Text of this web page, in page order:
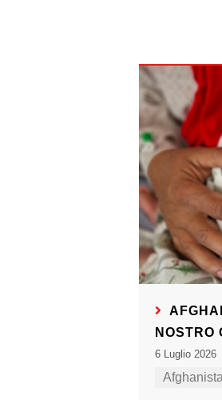
NOSTRO
6 Luglio 2026